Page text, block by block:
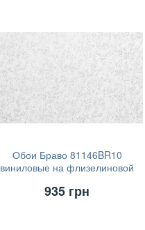
Обои Браво 81146BR10
виниловые на флизелиновой
935 грн